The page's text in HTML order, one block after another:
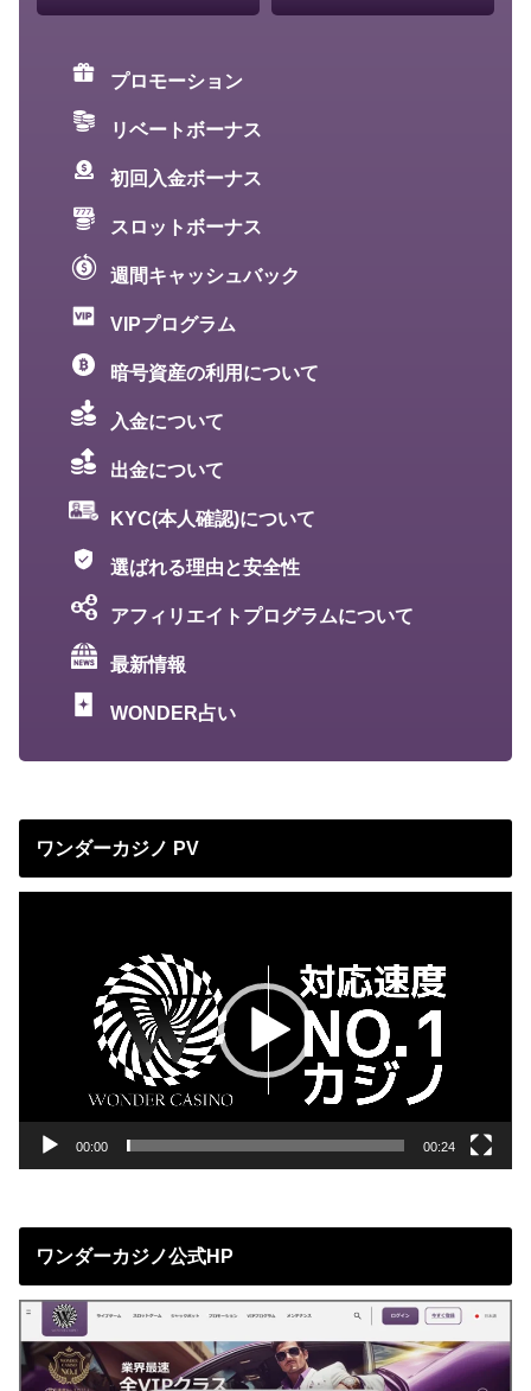
プロモーション
リベートボーナス
初回入金ボーナス
スロットボーナス
週間キャッシュバック
VIPプログラム
暗号資産の利用について
入金について
出金について
KYC(本人確認)について
選ばれる理由と安全性
アフィリエイトプログラムについて
最新情報
WONDER占い
ワンダーカジノ PV
00:00 00:24
ワンダーカジノ公式HP